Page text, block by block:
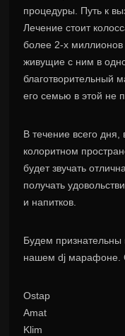
процедуры. Путь к
Лечение стоит
более 2-х
живущие с ним в
благотворительный
его семью в этой не
В течение всего
колоритном
будет звучать
получать
и напитков.
Будем
нашем dj марафоне.
Ostap
Amat
Klim